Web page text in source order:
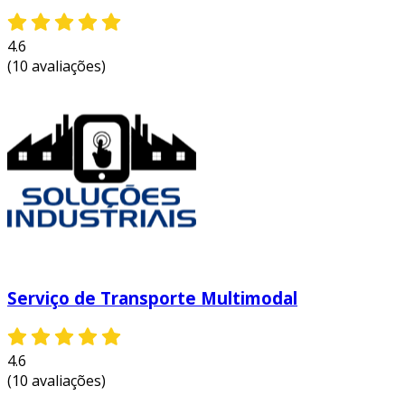
4.6
(10 avaliações)
Serviço de Transporte Multimodal
4.6
(10 avaliações)